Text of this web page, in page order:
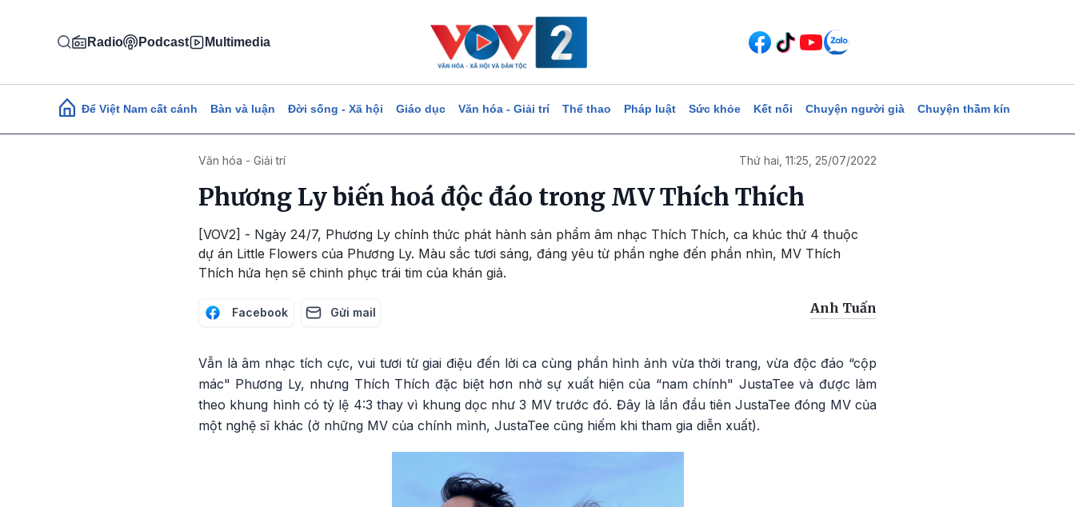
Radio Podcast Multimedia
Main navigation
Để Việt Nam cất cánh Bàn và luận Đời sống - Xã hội Giáo dục Văn hóa - Giải trí Thể thao Pháp luật Sức khỏe Kết nối Chuyện người già Chuyện thầm kín
Văn hóa - Giải trí Thứ hai, 11:25, 25/07/2022
Phương Ly biến hoá độc đáo trong MV Thích Thích
[VOV2] - Ngày 24/7, Phương Ly chính thức phát hành sản phẩm âm nhạc Thích Thích, ca khúc thứ 4 thuộc
dự án Little Flowers của Phương Ly. Màu sắc tươi sáng, đáng yêu từ phần nghe đến phần nhìn, MV Thích
Thích hứa hẹn sẽ chinh phục trái tim của khán giả.
Facebook Gửi mail Anh Tuấn
Vẫn là âm nhạc tích cực, vui tươi từ giai điệu đến lời ca cùng phần hình ảnh vừa thời trang, vừa độc đáo “cộp
mác" Phương Ly, nhưng Thích Thích đặc biệt hơn nhờ sự xuất hiện của “nam chính" JustaTee và được làm
theo khung hình có tỷ lệ 4:3 thay vì khung dọc như 3 MV trước đó. Đây là lần đầu tiên JustaTee đóng MV của
một nghệ sĩ khác (ở những MV của chính mình, JustaTee cũng hiếm khi tham gia diễn xuất).